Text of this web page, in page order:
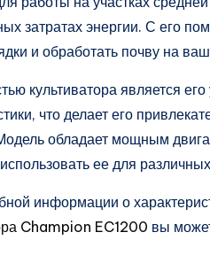
затратах энергии. С его
и обработать почву на
культиватора является
что делает его
обладает мощным
ее для
информации о
Champion EC1200 вы